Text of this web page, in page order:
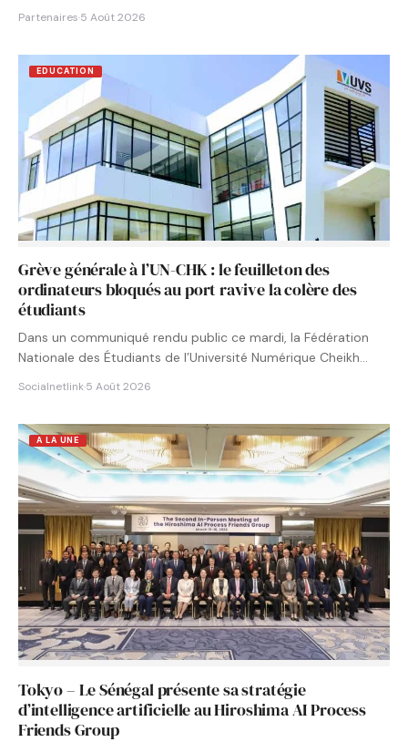
Partenaires·5 Août 2026
EDUCATION
Grève générale à l’UN-CHK : le feuilleton des
ordinateurs bloqués au port ravive la colère des
étudiants
Dans un communiqué rendu public ce mardi, la Fédération
Nationale des Étudiants de l’Université Numérique Cheikh
Socialnetlink·5 Août 2026
A LA UNE
Tokyo – Le Sénégal présente sa stratégie
d’intelligence artificielle au Hiroshima AI Process
Friends Group